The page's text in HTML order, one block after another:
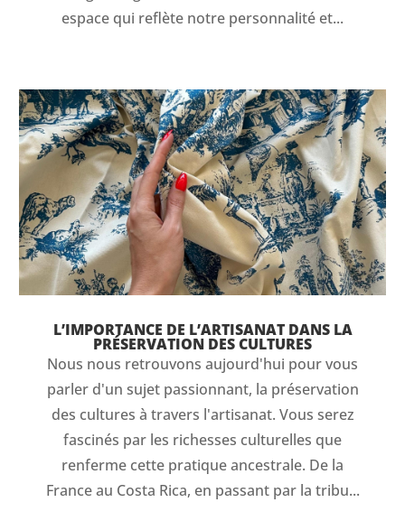
espace qui reflète notre personnalité et...
L’IMPORTANCE DE L’ARTISANAT DANS LA
PRÉSERVATION DES CULTURES
Nous nous retrouvons aujourd'hui pour vous
parler d'un sujet passionnant, la préservation
des cultures à travers l'artisanat. Vous serez
fascinés par les richesses culturelles que
renferme cette pratique ancestrale. De la
France au Costa Rica, en passant par la tribu...